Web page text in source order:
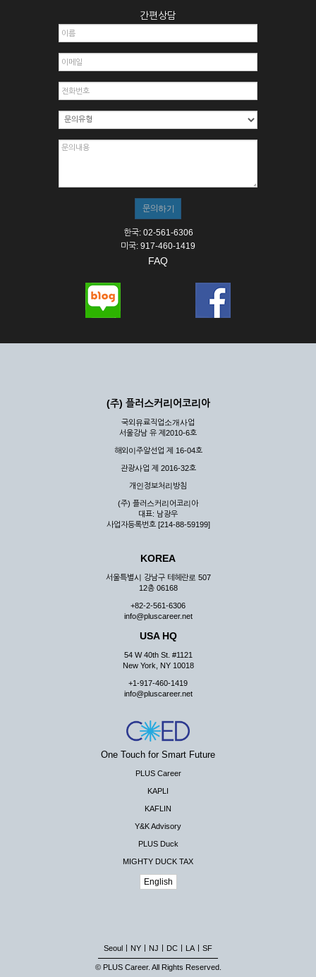
간편상담
한국: 02-561-6306
미국: 917-460-1419
FAQ
(주) 플러스커리어코리아
국외유료직업소개사업
서울강남 유 제2010-6호
해외이주알선업 제 16-04호
관광사업 제 2016-32호
개인정보처리방침
(주) 플러스커리어코리아
대표: 남광우
사업자등록번호 [214-88-59199]
KOREA
서울특별시 강남구 테헤란로 507
12층 06168
+82-2-561-6306
info@pluscareer.net
USA HQ
54 W 40th St. #1121
New York, NY 10018
+1-917-460-1419
info@pluscareer.net
One Touch for Smart Future
PLUS Career
KAPLI
KAFLIN
Y&K Advisory
PLUS Duck
MIGHTY DUCK TAX
English
Seoul NY NJ DC LA SF
© PLUS Career. All Rights Reserved.